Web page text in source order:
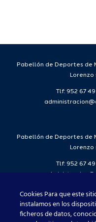
Pabellón de Deportes de
Tlf: 952 67
Pabellón de Deportes de
Tlf: 952 67
Cookies Para que este
instalamos en los
ficheros de datos,